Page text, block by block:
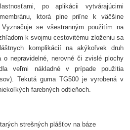
po aplikácii vytvárajúcimi
ktorá plne priľne k väčšine
Vyznačuje se všestranným použitím na
k svojmu cestovitému zloženiu sa
komplikácií na akýkoľvek druh
nepravidelné, nerovné či zvislé plochy
veľmi nákladné v prípade použitia
Tekutá guma TG500 je vyrobená v
farebných odtieňoch.
strešných plášťov na báze